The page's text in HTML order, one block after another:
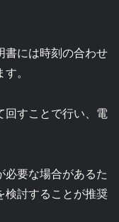
書には時刻の合わせ
。
回すことで行い、電
要な場合があるた
検討することが推奨